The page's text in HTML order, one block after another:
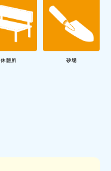
休憩所 砂場